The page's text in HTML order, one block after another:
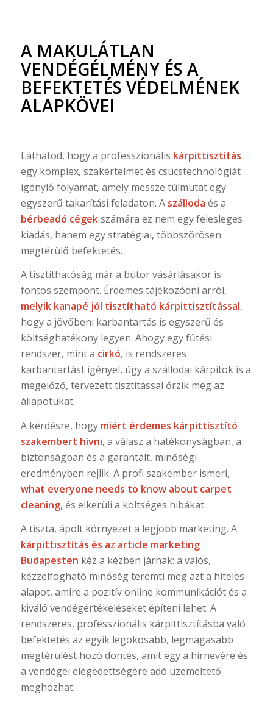
A MAKULÁTLAN
VENDÉGÉLMÉNY ÉS A
BEFEKTETÉS VÉDELMÉNEK
ALAPKÖVEI
Láthatod, hogy a professzionális kárpittisztítás
egy komplex, szakértelmet és csúcstechnológiát
igénylő folyamat, amely messze túlmutat egy
egyszerű takarítási feladaton. A szálloda és a
bérbeadó cégekszámára ez nem egy felesleges
kiadás, hanem egy stratégiai, többszörösen
megtérülő befektetés.
A tisztíthatóság már a bútor vásárlásakor is
fontos szempont. Érdemes tájékozódni arról,
melyik kanapé jól tisztítható kárpittisztítással,
hogy a jövőbeni karbantartás is egyszerű és
költséghatékony legyen. Ahogy egy fűtési
rendszer, mint a cirkó, is rendszeres
karbantartást igényel, úgy a szállodai kárpitok is a
megelőző, tervezett tisztítással őrzik meg az
állapotukat.
A kérdésre, hogy miért érdemes kárpittisztító
szakembert hívni, a válasz a hatékonyságban, a
biztonságban és a garantált, minőségi
eredményben rejlik. A profi szakember ismeri,
what everyone needs to know about carpet
cleaning, és elkerüli a költséges hibákat.
A tiszta, ápolt környezet a legjobb marketing. A
kárpittisztítás és az article marketing
Budapesten kéz a kézben járnak: a valós,
kézzelfogható minőség teremti meg azt a hiteles
alapot, amire a pozitív online kommunikációt és a
kiváló vendégértékeléseket építeni lehet. A
rendszeres, professzionális kárpittisztításba való
befektetés az egyik legokosabb, legmagasabb
megtérülést hozó döntés, amit egy a hírnevére és
a vendégei elégedettségére adó üzemeltető
meghozhat.